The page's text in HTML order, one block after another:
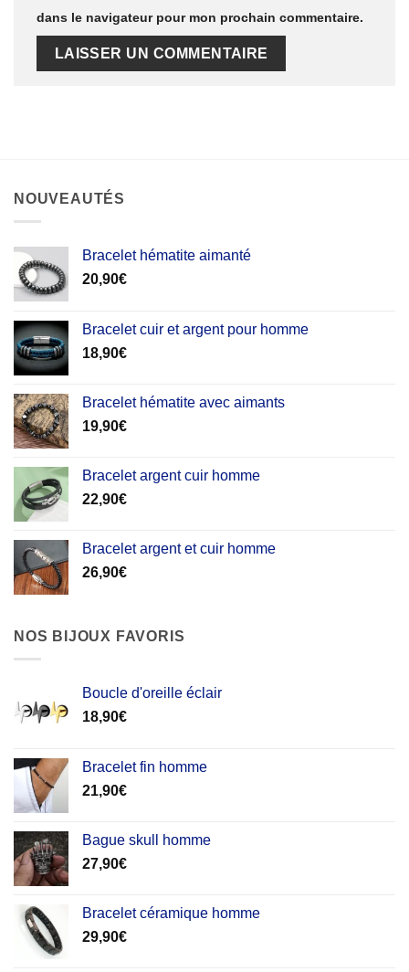
dans le navigateur pour mon prochain commentaire.
NOUVEAUTÉS
Bracelet hématite aimanté
20,90€
Bracelet cuir et argent pour homme
18,90€
Bracelet hématite avec aimants
19,90€
Bracelet argent cuir homme
22,90€
Bracelet argent et cuir homme
26,90€
NOS BIJOUX FAVORIS
Boucle d'oreille éclair
18,90€
Bracelet fin homme
21,90€
Bague skull homme
27,90€
Bracelet céramique homme
29,90€